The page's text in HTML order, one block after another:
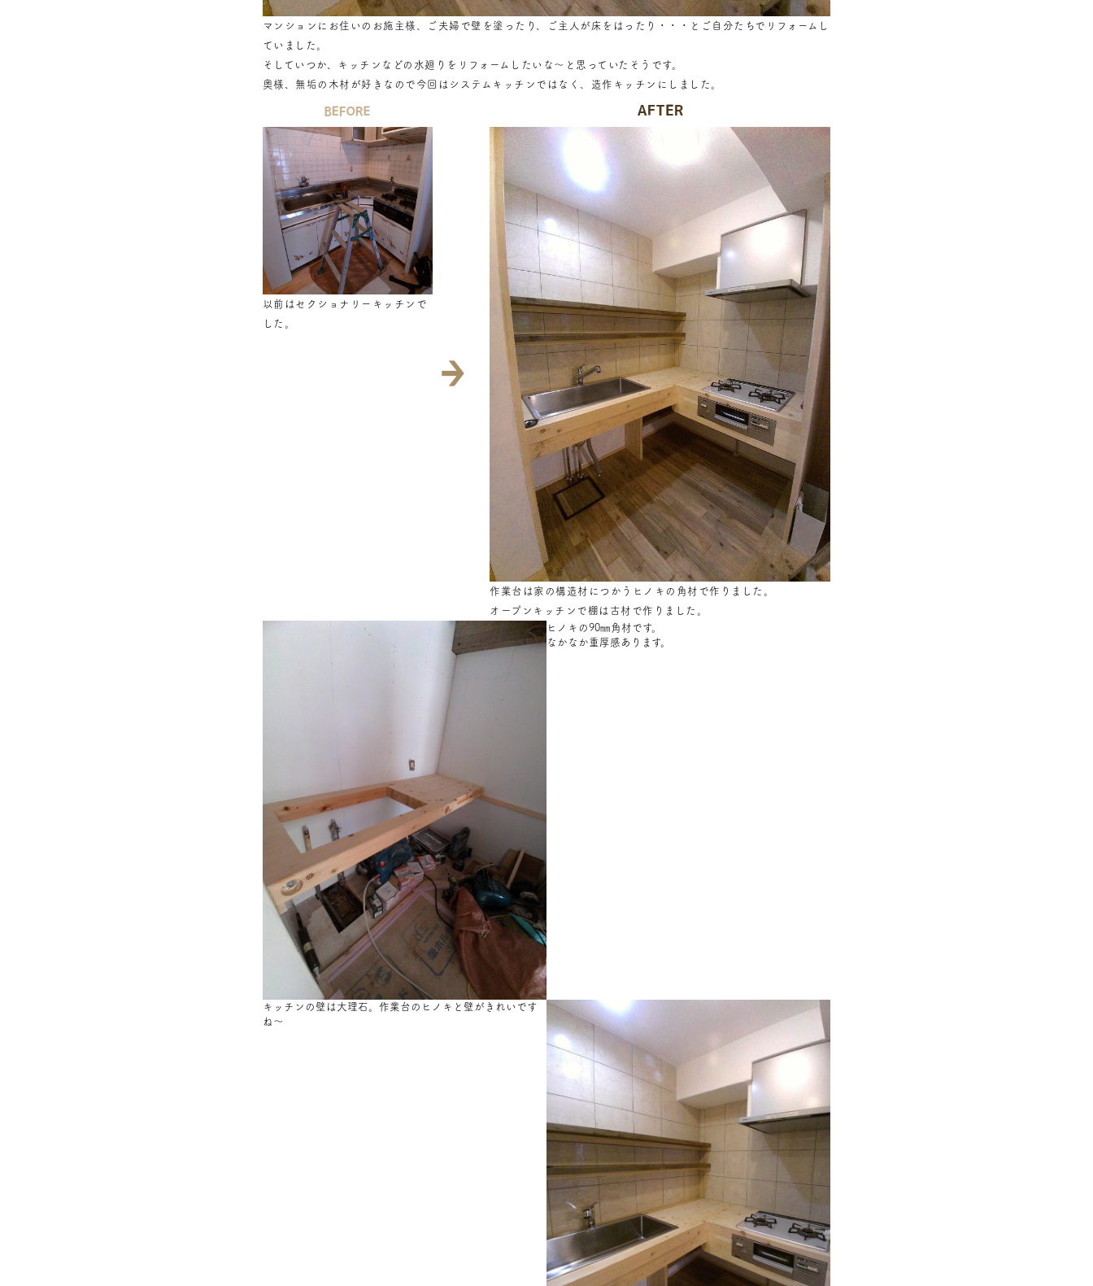
マンションにお住いのお施主様、ご夫婦で壁を塗ったり、ご主人が床をはったり・・・とご自分たちでリフォームし
ていました。
そしていつか、キッチンなどの水廻りをリフォームしたいな～と思っていたそうです。
奥様、無垢の木材が好きなので今回はシステムキッチンではなく、造作キッチンにしました。
以前はセクショナリーキッチンで
した。
作業台は家の構造材につかうヒノキの角材で作りました。
オープンキッチンで棚は古材で作りました。
ヒノキの90㎜角材です。
なかなか重厚感あります。
キッチンの壁は大理石。作業台のヒノキと壁がきれいです
ね～